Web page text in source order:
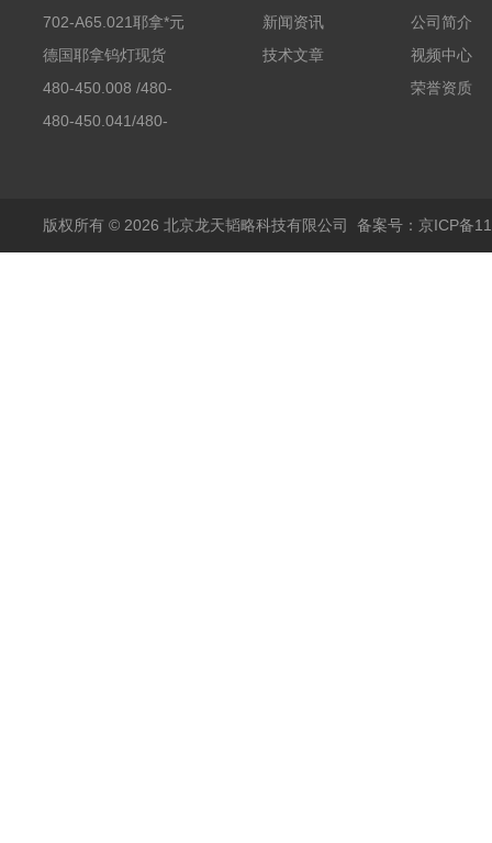
702-A65.021耶拿*元
素分析仪反应罐
德国耶拿钨灯现货
480-450.008 /480-
450.008C耶拿镉Cd空
480-450.041/480-
包邮
新闻资讯
技术文章
公司简介
视频中心
荣誉资质
版权所有 © 2026 北京龙天韬略科技有限公司 备案号：京ICP备